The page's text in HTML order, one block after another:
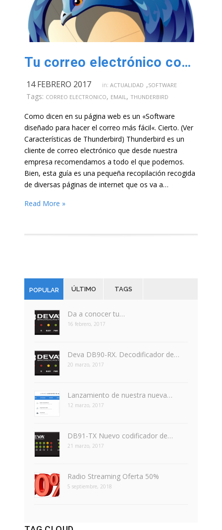
Tu correo electrónico con Thunderbird. El mejor y gratis.
14 FEBRERO 2017 in: ACTUALIDAD ,SOFTWARE
Tags: CORREO ELECTRONICO, EMAIL , THUNDERBIRD
Como dicen en su página web es un «Software
diseñado para hacer el correo más fácil«. Cierto. (Ver
Características de Thunderbird) Thunderbird es un
cliente de correo electrónico que desde nuestra
empresa recomendamos a todo el que podemos.
Bien, esta guía es una pequeña recopilación recogida
de diversas páginas de internet que os va a…
Read More »
POPULAR ÚLTIMO TAGS
Da a conocer tu…
16 febrero, 2017
Deva DB90-RX. Decodificador de…
20 marzo, 2017
Lanzamiento de nuestra nueva…
12 marzo, 2017
DB91-TX Nuevo codificador de…
21 marzo, 2017
Radio Streaming Oferta 50%
5 septiembre, 2018